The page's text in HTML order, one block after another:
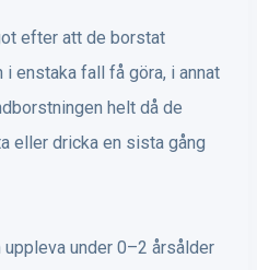
efter att de borstat
i enstaka fall få göra, i annat
helt då de
eller dricka en sista gång
under 0–2 årsålder